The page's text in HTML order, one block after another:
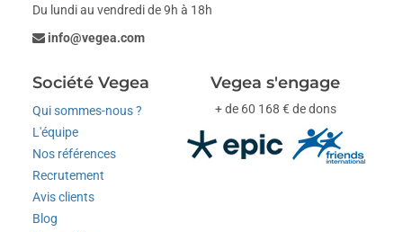
Du lundi au vendredi de 9h à 18h
info@vegea.com
Société Vegea
Qui sommes-nous ?
L'équipe
Nos références
Recrutement
Avis clients
Blog
Vegea s'engage
+ de 60 168 € de dons